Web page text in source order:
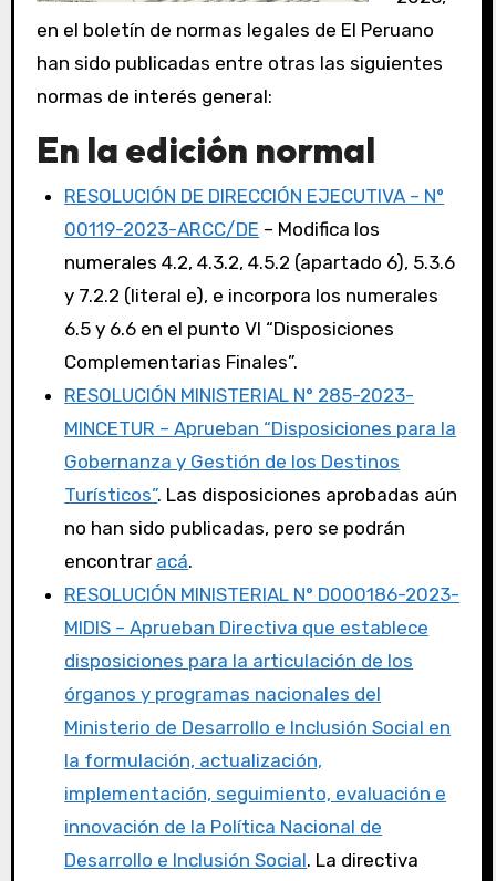
en el boletín de normas legales de El Peruano
han sido publicadas entre otras las siguientes
normas de interés general:
En la edición normal
RESOLUCIÓN DE DIRECCIÓN EJECUTIVA – N°
00119-2023-ARCC/DE – Modifica los
numerales 4.2, 4.3.2, 4.5.2 (apartado 6), 5.3.6
y 7.2.2 (literal e), e incorpora los numerales
6.5 y 6.6 en el punto VI “Disposiciones
Complementarias Finales”.
RESOLUCIÓN MINISTERIAL N° 285-2023-
MINCETUR – Aprueban “Disposiciones para la
Gobernanza y Gestión de los Destinos
Turísticos”. Las disposiciones aprobadas aún
no han sido publicadas, pero se podrán
encontrar acá.
RESOLUCIÓN MINISTERIAL N° D000186-2023-
MIDIS – Aprueban Directiva que establece
disposiciones para la articulación de los
órganos y programas nacionales del
Ministerio de Desarrollo e Inclusión Social en
la formulación, actualización,
implementación, seguimiento, evaluación e
innovación de la Política Nacional de
Desarrollo e Inclusión Social. La directiva